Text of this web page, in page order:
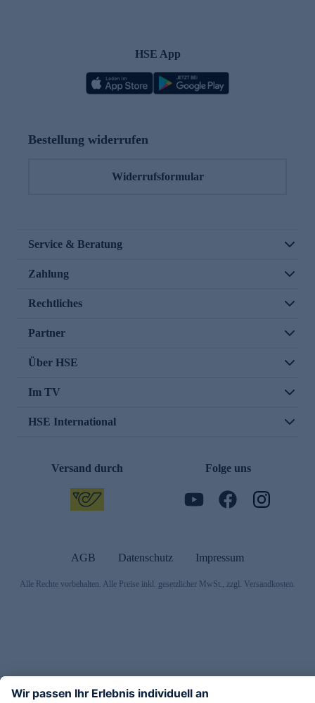
HSE App
Bestellung widerrufen
Widerrufsformular
Service & Beratung
Zahlung
Rechtliches
Partner
Über HSE
Im TV
HSE International
Versand durch Folge uns
AGB Datenschutz Impressum
Alle Rechte vorbehalten. Alle Preise inkl. gesetzlicher MwSt., zzgl. Versandkosten.